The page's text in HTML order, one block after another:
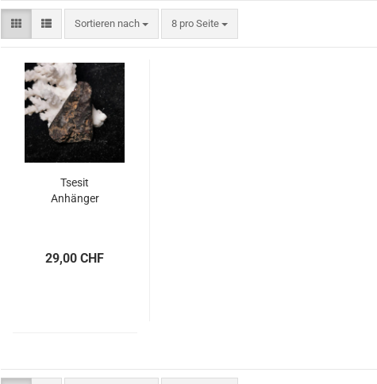
Sortieren nach
Sortieren nach 8 pro Seite
pro Seite
Tsesit
Anhänger
29,00 CHF